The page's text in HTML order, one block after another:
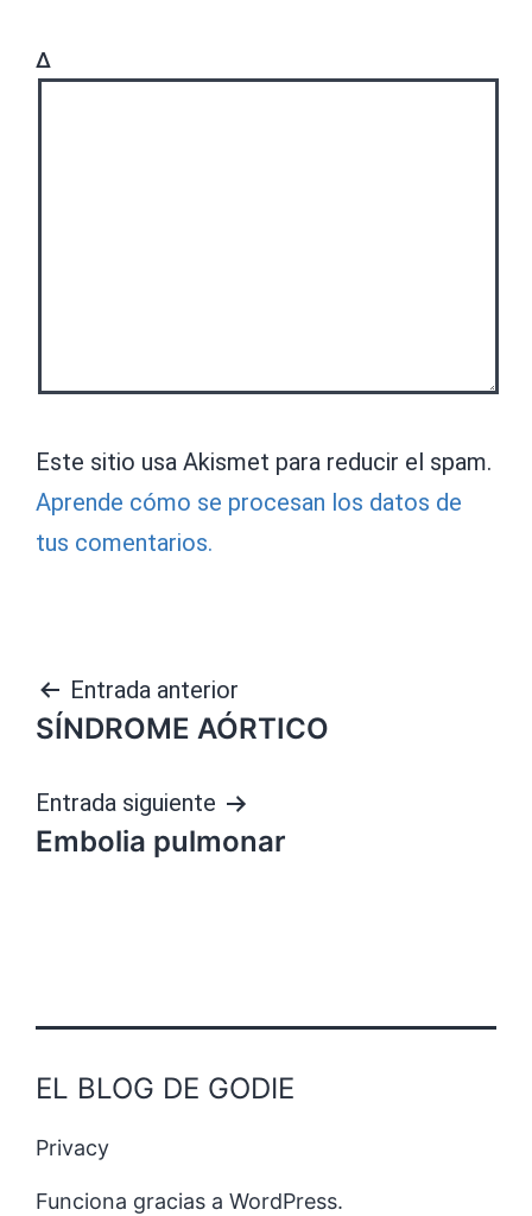
Δ
Este sitio usa Akismet para reducir el spam.
Aprende cómo se procesan los datos de
tus comentarios.
Navegación
de
entradas
Entrada anterior
SÍNDROME AÓRTICO
Entrada siguiente
Embolia pulmonar
EL BLOG DE GODIE
Privacy
Funciona gracias a WordPress.